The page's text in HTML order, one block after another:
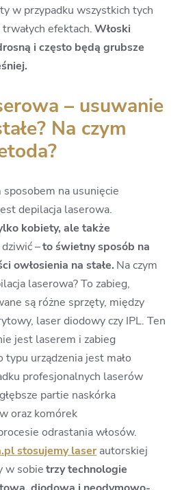
w przypadku wszystkich tych
efektach. Włoski
i często będą grubsze
– usuwanie
Na czym
na usunięcie
depilacja laserowa.
kobiety, ale także
–to świetny sposób na
owłosienia na stałe. Na czym
laserowa? To zabieg,
są różne sprzęty, między
laser diodowy czy IPL. Ten
jest laserem i zabieg
urządzenia jest mało
profesjonalnych laserów
partie naskórka
oraz komórek
odrastania włosów.
stosujemy laser autorskiej
w sobie trzy technologie